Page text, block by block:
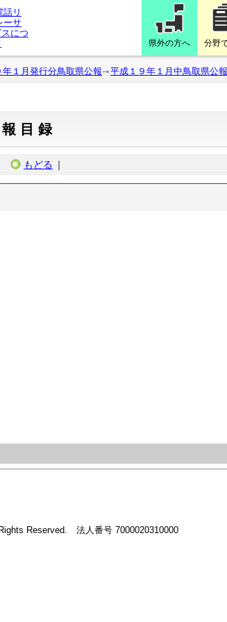
県外の方へ 分野
年１月発行分鳥取県公報 平成１９年１月中鳥取県公
目録
もどる ｜
Reserved. 法人番号 7000020310000